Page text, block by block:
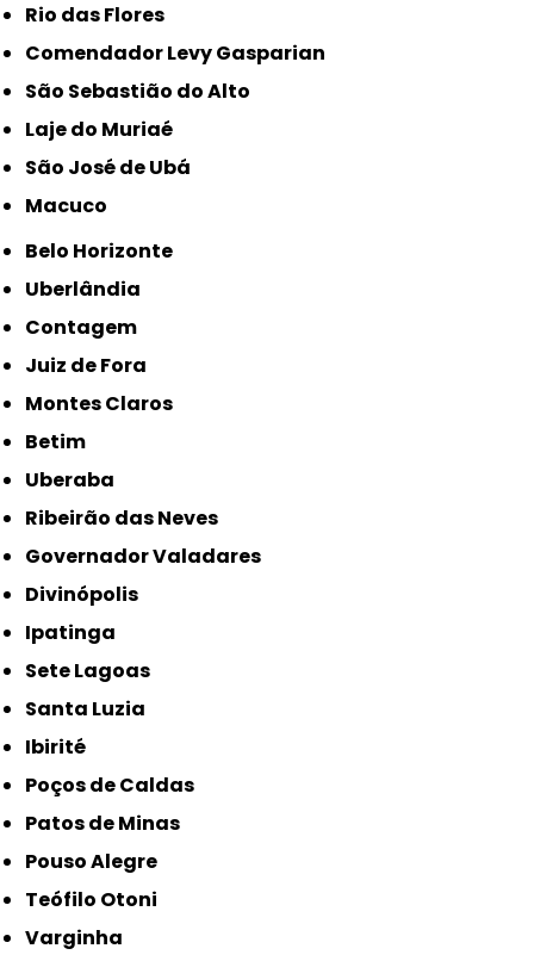
Rio das Flores
Comendador Levy Gasparian
São Sebastião do Alto
Laje do Muriaé
São José de Ubá
Macuco
Belo Horizonte
Uberlândia
Contagem
Juiz de Fora
Montes Claros
Betim
Uberaba
Ribeirão das Neves
Governador Valadares
Divinópolis
Ipatinga
Sete Lagoas
Santa Luzia
Ibirité
Poços de Caldas
Patos de Minas
Pouso Alegre
Teófilo Otoni
Varginha